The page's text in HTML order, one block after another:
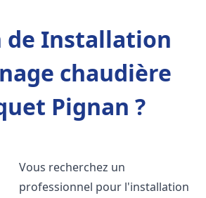
de Installation
chaudière
Pignan ?
Vous recherchez un
professionnel pour l'installation